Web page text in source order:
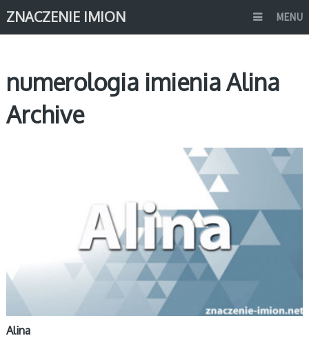
ZNACZENIE IMION MENU
numerologia imienia Alina
Archive
Alina